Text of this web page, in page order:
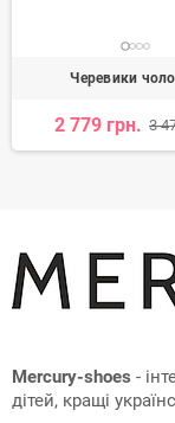
Черевики
2 779 грн. 3
Mercury-shoes -
дітей, кращі